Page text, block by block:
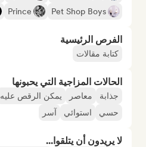
Pet Shop Boys
Prince
الفرص الرئيسية
كتابة مقالات
الحالات المزاجية التي يحبونها
جذابة معاصر يمكن الرقص عليه
حسي
استوائي آسر
لا يريدون أن يتلقوا...